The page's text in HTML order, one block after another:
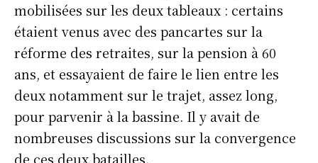
mobilisées sur les deux tableaux : certains
étaient venus avec des pancartes sur la
réforme des retraites, sur la pension à 60
ans, et essayaient de faire le lien entre les
deux notamment sur le trajet, assez long,
pour parvenir à la bassine. Il y avait de
nombreuses discussions sur la convergence
de ces deux batailles.